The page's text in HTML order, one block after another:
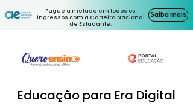
Pague a metade em todos os
ingressos com a Carteira Nacional
de Estudante.
Saiba mais
Educação para Era Digital